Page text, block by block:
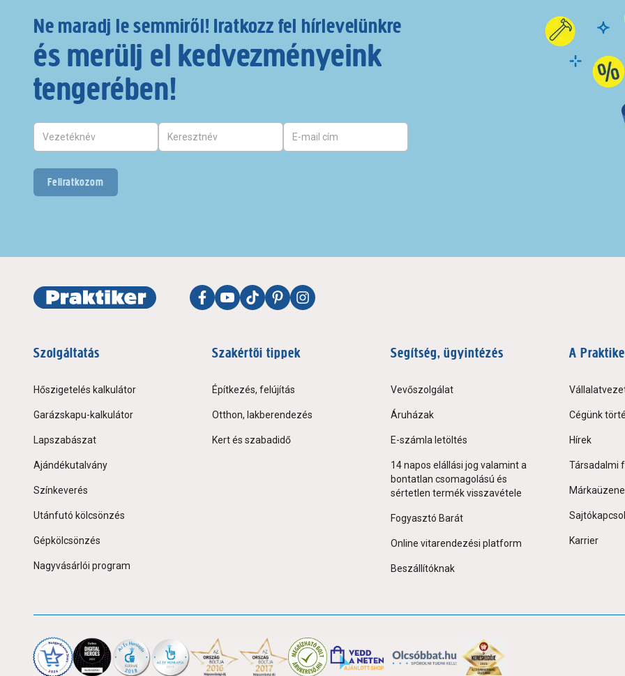
Ne maradj le semmiről! Iratkozz fel hírlevelünkre
és merülj el kedvezményeink
tengerében!
Feliratkozom
Szolgáltatás
Hőszigetelés kalkulátor
Garázskapu-kalkulátor
Lapszabászat
Ajándékutalvány
Színkeverés
Utánfutó kölcsönzés
Gépkölcsönzés
Nagyvásárlói program
Szakértői tippek
Építkezés, felújítás
Otthon, lakberendezés
Kert és szabadidő
Segítség, ügyintézés
Vevőszolgálat
Áruházak
E-számla letöltés
14 napos elállási jog valamint a
bontatlan csomagolású és
sértetlen termék visszavétele
Fogyasztó Barát
Online vitarendezési platform
Beszállítóknak
A
Cégünk
Hírek
Társadalmi
Karrier